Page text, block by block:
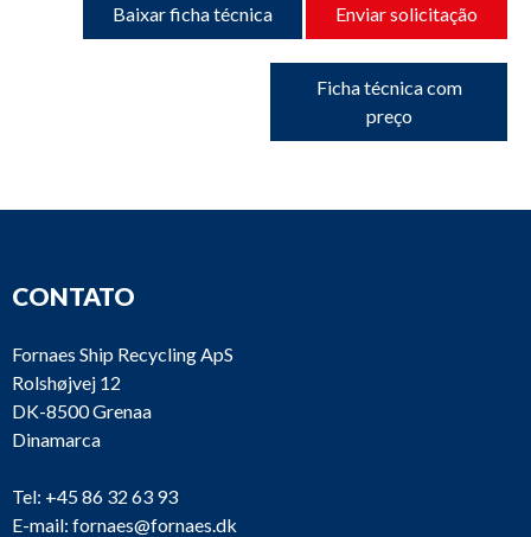
Baixar ficha técnica Enviar solicitação
Ficha técnica com
preço
CONTATO
Fornaes Ship Recycling ApS
Rolshøjvej 12
DK-8500 Grenaa
Dinamarca
Tel: +45 86 32 63 93
E-mail: fornaes@fornaes.dk